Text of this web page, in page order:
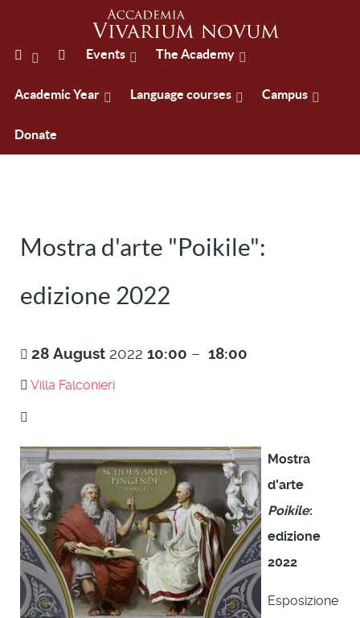
Events The Academy
Academic Year Language courses Campus
Donate
Mostra d'arte "Poikile":
edizione 2022
28 August 2022 10:00 – 18:00
Villa Falconieri
Mostra
d'arte
Poikile:
edizione
2022
Esposizione